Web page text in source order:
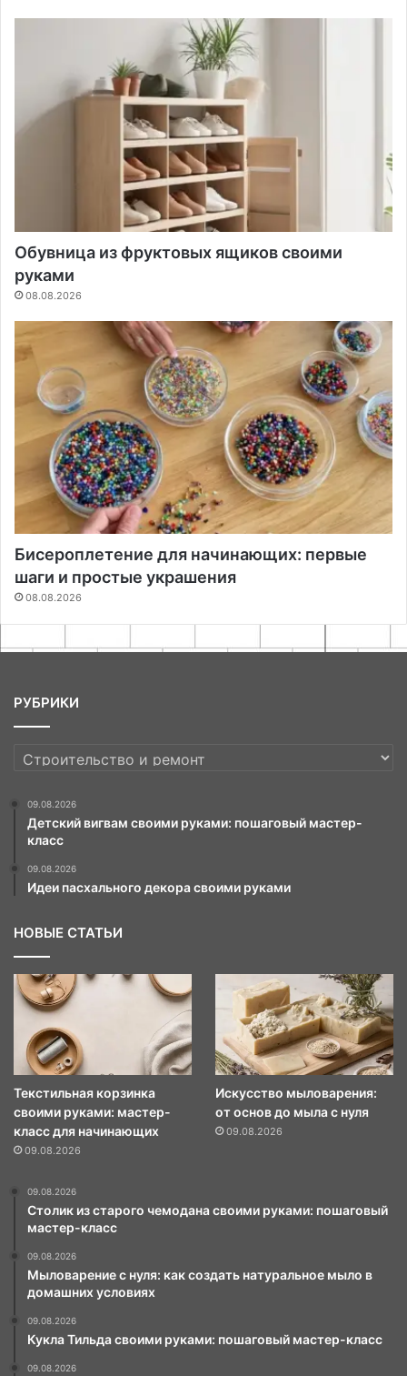
Обувница из фруктовых ящиков своими
руками
08.08.2026
Бисероплетение для начинающих: первые
шаги и простые украшения
08.08.2026
РУБРИКИ
РУБРИКИ
09.08.2026
Детский вигвам своими руками: пошаговый мастер-
класс
09.08.2026
Идеи пасхального декора своими руками
НОВЫЕ СТАТЬИ
Текстильная корзинка
своими руками: мастер-
класс для начинающих
09.08.2026
Искусство мыловарения:
от основ до мыла с нуля
09.08.2026
09.08.2026
Столик из старого чемодана своими руками: пошаговый
мастер-класс
09.08.2026
Мыловарение с нуля: как создать натуральное мыло в
домашних условиях
09.08.2026
Кукла Тильда своими руками: пошаговый мастер-класс
09.08.2026